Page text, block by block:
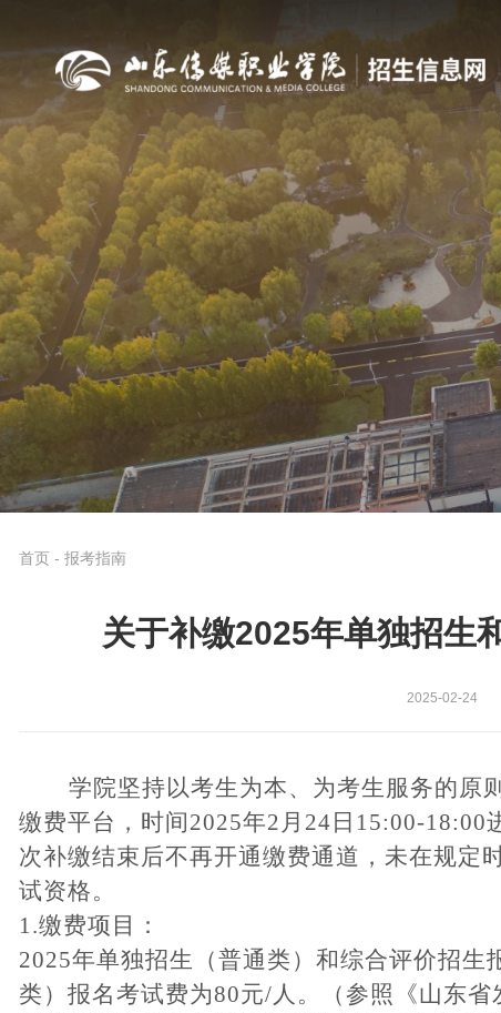
首页 - 报考指南
关于补缴2025年单独招生
2025-02-24
学院坚持以考生为本、为考生服务的原
缴费平台，时间2025年2月24日15:00-18:00
次补缴结束后不再开通缴费通道，未在规定
试资格。
1.缴费项目：
2025年单独招生（普通类）和综合评价招生
类）报名考试费为80元/人。（参照《山东